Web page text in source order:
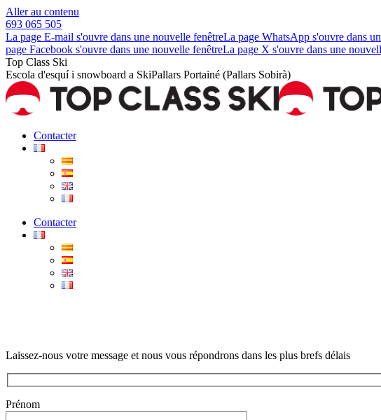
Aller au contenu
693 065 505
La page E-mail s'ouvre dans une nouvelle fenêtreLa page WhatsApp s'ouvre dans
page Facebook s'ouvre dans une nouvelle fenêtreLa page X s'ouvre dans une
Top Class Ski
Escola d'esquí i snowboard a SkiPallars Portainé (Pallars Sobirà)
Contacter
Contacter
Laissez-nous votre message et nous vous répondrons dans les plus brefs délais
Prénom